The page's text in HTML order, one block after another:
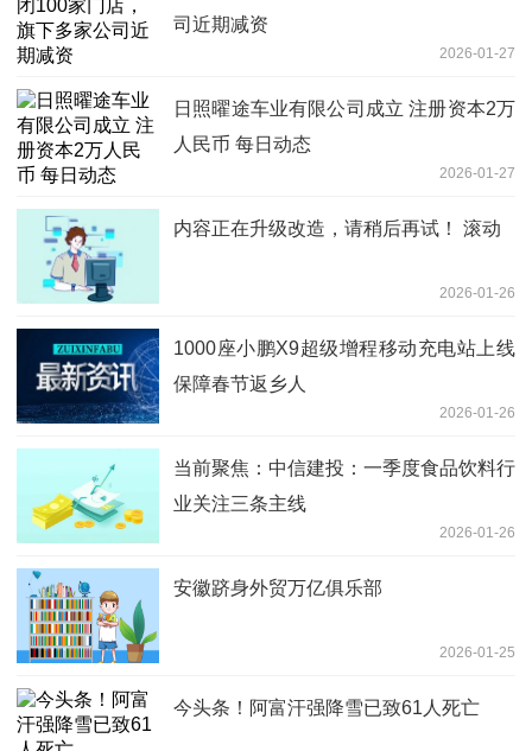
司近期减资
2026-01-27
日照曜途车业有限公司成立 注册资本2万
人民币 每日动态
2026-01-27
内容正在升级改造，请稍后再试！ 滚动
2026-01-26
1000座小鹏X9超级增程移动充电站上线
保障春节返乡人
2026-01-26
当前聚焦：中信建投：一季度食品饮料行
业关注三条主线
2026-01-26
安徽跻身外贸万亿俱乐部
2026-01-25
今头条！阿富汗强降雪已致61人死亡